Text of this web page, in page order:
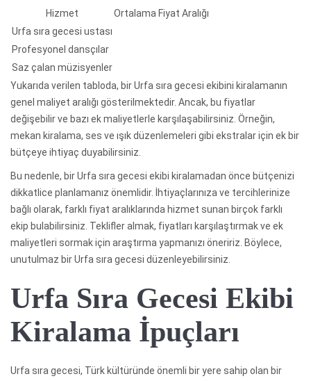
Hizmet
Ortalama Fiyat Aralığı
Urfa sıra gecesi ustası
Profesyonel dansçılar
Saz çalan müzisyenler
Yukarıda verilen tabloda, bir Urfa sıra gecesi ekibini kiralamanın
genel maliyet aralığı gösterilmektedir. Ancak, bu fiyatlar
değişebilir ve bazı ek maliyetlerle karşılaşabilirsiniz. Örneğin,
mekan kiralama, ses ve ışık düzenlemeleri gibi ekstralar için ek bir
bütçeye ihtiyaç duyabilirsiniz.
Bu nedenle, bir Urfa sıra gecesi ekibi kiralamadan önce bütçenizi
dikkatlice planlamanız önemlidir. İhtiyaçlarınıza ve tercihlerinize
bağlı olarak, farklı fiyat aralıklarında hizmet sunan birçok farklı
ekip bulabilirsiniz. Teklifler almak, fiyatları karşılaştırmak ve ek
maliyetleri sormak için araştırma yapmanızı öneririz. Böylece,
unutulmaz bir Urfa sıra gecesi düzenleyebilirsiniz.
Urfa Sıra Gecesi Ekibi
Kiralama İpuçları
Urfa sıra gecesi, Türk kültüründe önemli bir yere sahip olan bir